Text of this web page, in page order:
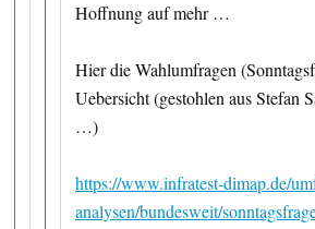
Hoffnung auf mehr …
Hier die Wahlumfragen
Uebersicht (gestohlen aus Stefan
…)
https://www.infratest-dimap.de/
analysen/bundesweit/